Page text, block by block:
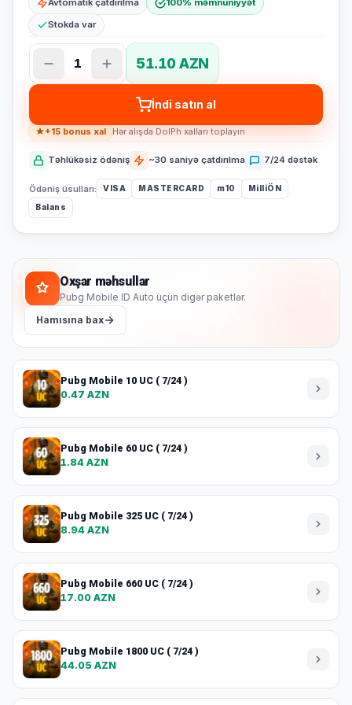
Avtomatik çatdırılma
100% məmnuniyyət
Stokda var
1 51.10 AZN
İndi satın al
+15 bonus xal Hər alışda DolPh xalları toplayın
Təhlükəsiz ödəniş ~30 saniyə çatdırılma 7/24 dəstək
Ödəniş üsulları: VISA MASTERCARD m10
MilliÖN
Balans
Oxşar məhsullar
Pubg Mobile ID Auto üçün digər paketlər.
Hamısına bax
Pubg Mobile 10 UC ( 7/24 )
0.47 AZN
Pubg Mobile 60 UC ( 7/24 )
1.84 AZN
Pubg Mobile 325 UC ( 7/24 )
8.94 AZN
Pubg Mobile 660 UC ( 7/24 )
17.00 AZN
Pubg Mobile 1800 UC ( 7/24 )
44.05 AZN